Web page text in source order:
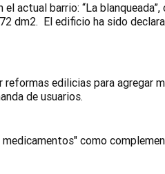
actual barrio: “La
dm2. El edificio ha sido
reformas edilicias para agregar
de usuarios.
medicamentos" como